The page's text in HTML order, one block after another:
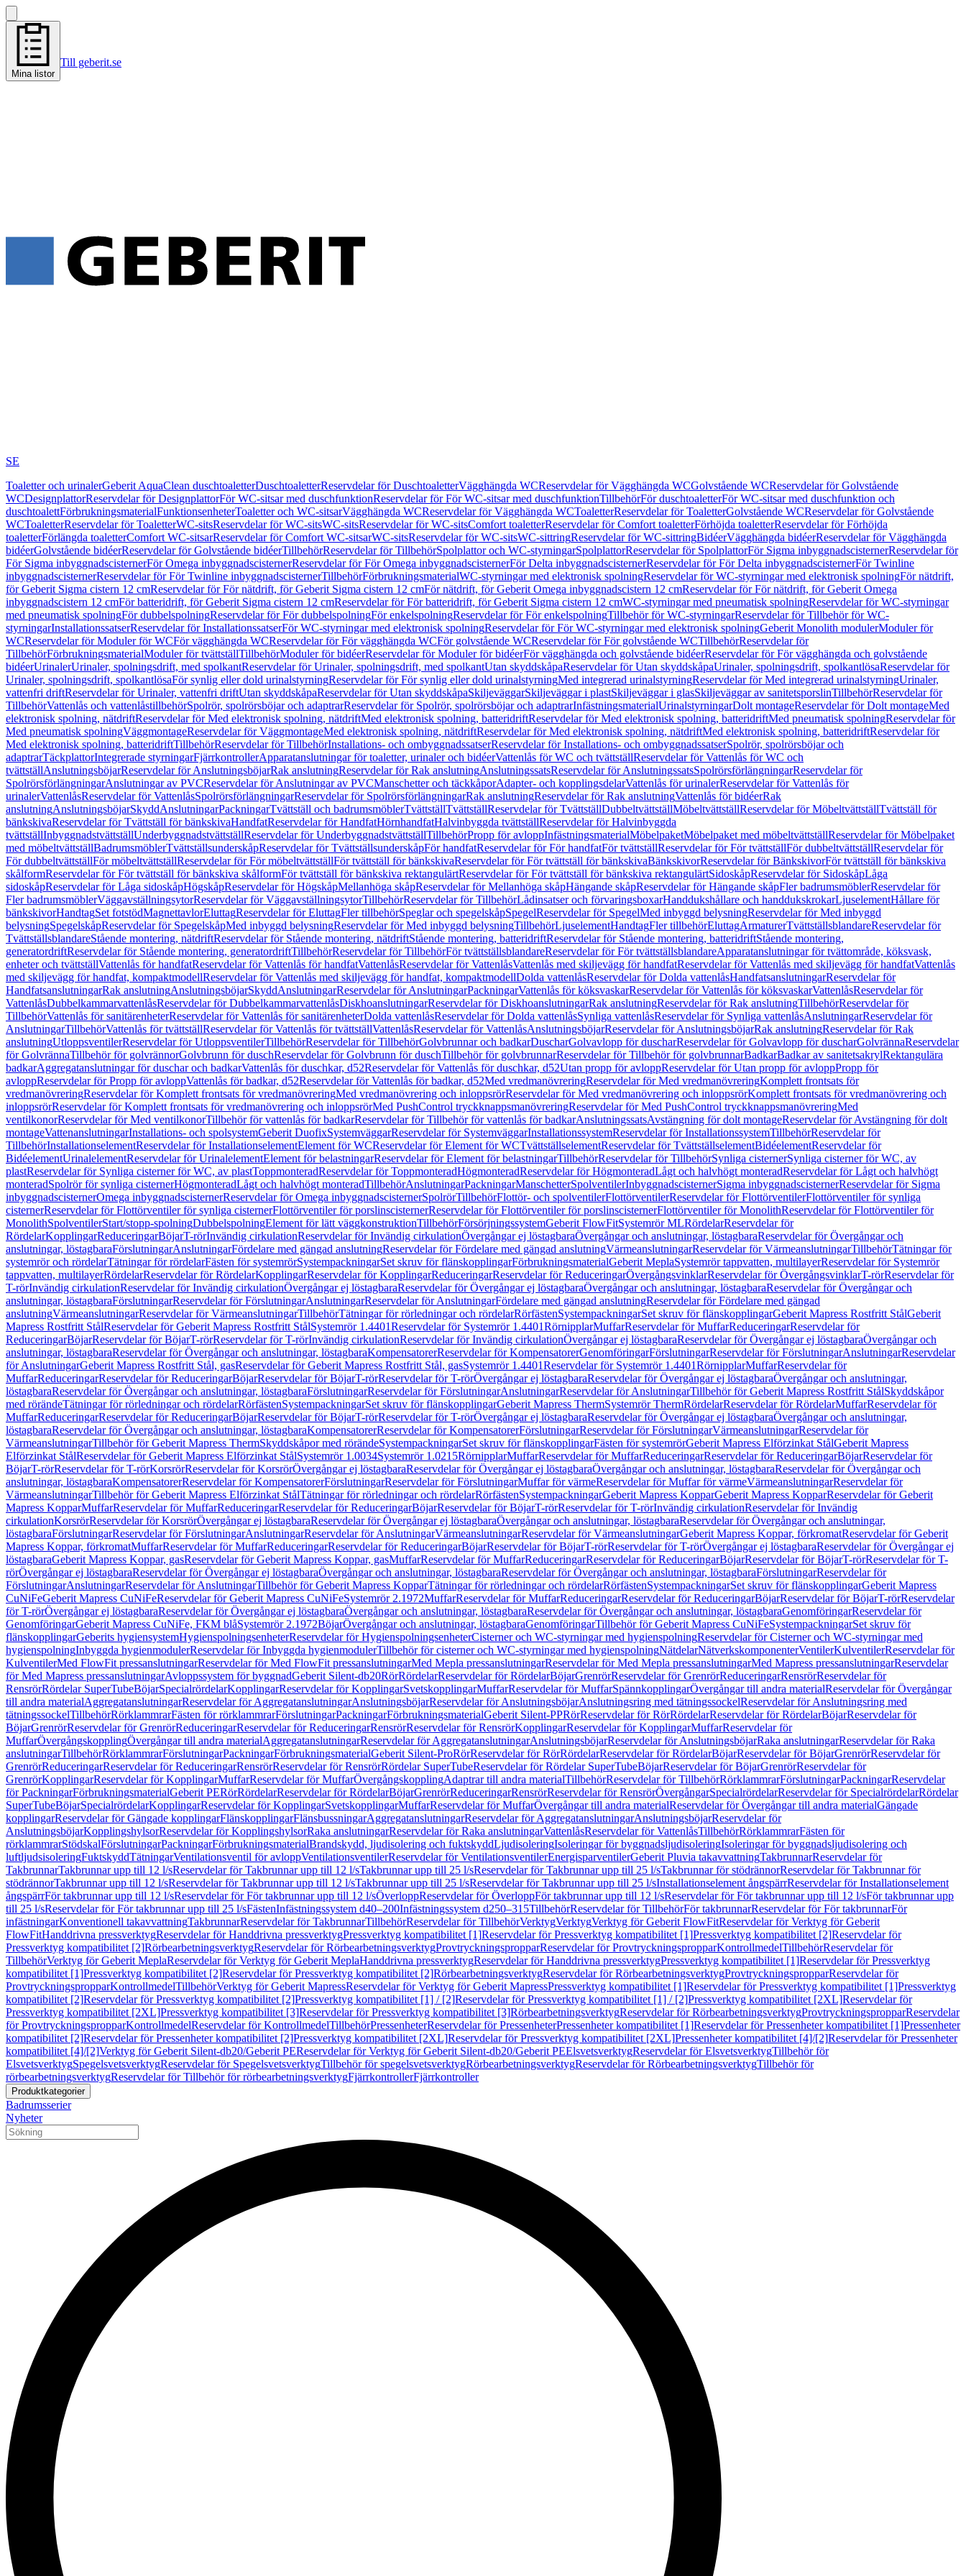
Mina listor
Till geberit.se
SE
Toaletter och urinalerGeberit AquaClean duschtoaletterDuschtoaletterReservdelar för DuschtoaletterVägghängda WCReservdelar för Vägghängda WCGolvstående WCReservdelar för Golvstående
WCDesignplattorReservdelar för DesignplattorFör WC-sitsar med duschfunktionReservdelar för För WC-sitsar med duschfunktionTillbehörFör duschtoaletterFör WC-sitsar med duschfunktion och
duschtoalettFörbrukningsmaterialFunktionsenheterToaletter och WC-sitsarVägghängda WCReservdelar för Vägghängda WCToaletterReservdelar för ToaletterGolvstående WCReservdelar för Golvstående
WCToaletterReservdelar för ToaletterWC-sitsReservdelar för WC-sitsWC-sitsReservdelar för WC-sitsComfort toaletterReservdelar för Comfort toaletterFörhöjda toaletterReservdelar för Förhöjda
toaletterFörlängda toaletterComfort WC-sitsarReservdelar för Comfort WC-sitsarWC-sitsReservdelar för WC-sitsWC-sittringReservdelar för WC-sittringBidéerVägghängda bidéerReservdelar för Vägghängda
bidéerGolvstående bidéerReservdelar för Golvstående bidéerTillbehörReservdelar för TillbehörSpolplattor och WC-styrningarSpolplattorReservdelar för SpolplattorFör Sigma inbyggnadscisternerReservdelar för
För Sigma inbyggnadscisternerFör Omega inbyggnadscisternerReservdelar för För Omega inbyggnadscisternerFör Delta inbyggnadscisternerReservdelar för För Delta inbyggnadscisternerFör Twinline
inbyggnadscisternerReservdelar för För Twinline inbyggnadscisternerTillbehörFörbrukningsmaterialWC-styrningar med elektronisk spolningReservdelar för WC-styrningar med elektronisk spolningFör nätdrift,
för Geberit Sigma cistern 12 cmReservdelar för För nätdrift, för Geberit Sigma cistern 12 cmFör nätdrift, för Geberit Omega inbyggnadscistern 12 cmReservdelar för För nätdrift, för Geberit Omega
inbyggnadscistern 12 cmFör batteridrift, för Geberit Sigma cistern 12 cmReservdelar för För batteridrift, för Geberit Sigma cistern 12 cmWC-styrningar med pneumatisk spolningReservdelar för WC-styrningar
med pneumatisk spolningFör dubbelspolningReservdelar för För dubbelspolningFör enkelspolningReservdelar för För enkelspolningTillbehör för WC-styrningarReservdelar för Tillbehör för WC-
styrningarInstallationssatserReservdelar för InstallationssatserFör WC-styrningar med elektronisk spolningReservdelar för För WC-styrningar med elektronisk spolningGeberit Monolith modulerModuler för
WCReservdelar för Moduler för WCFör vägghängda WCReservdelar för För vägghängda WCFör golvstående WCReservdelar för För golvstående WCTillbehörReservdelar för
TillbehörFörbrukningsmaterialModuler för tvättställTillbehörModuler för bidéerReservdelar för Moduler för bidéerFör vägghängda och golvstående bidéerReservdelar för För vägghängda och golvstående
bidéerUrinalerUrinaler, spolningsdrift, med spolkantReservdelar för Urinaler, spolningsdrift, med spolkantUtan skyddskåpaReservdelar för Utan skyddskåpaUrinaler, spolningsdrift, spolkantlösaReservdelar för
Urinaler, spolningsdrift, spolkantlösaFör synlig eller dold urinalstyrningReservdelar för För synlig eller dold urinalstyrningMed integrerad urinalstyrningReservdelar för Med integrerad urinalstyrningUrinaler,
vattenfri driftReservdelar för Urinaler, vattenfri driftUtan skyddskåpaReservdelar för Utan skyddskåpaSkiljeväggarSkiljeväggar i plastSkiljeväggar i glasSkiljeväggar av sanitetsporslinTillbehörReservdelar för
TillbehörVattenlås och vattenlåstillbehörSpolrör, spolrörsböjar och adaptrarReservdelar för Spolrör, spolrörsböjar och adaptrarInfästningsmaterialUrinalstyrningarDolt montageReservdelar för Dolt montageMed
elektronisk spolning, nätdriftReservdelar för Med elektronisk spolning, nätdriftMed elektronisk spolning, batteridriftReservdelar för Med elektronisk spolning, batteridriftMed pneumatisk spolningReservdelar för
Med pneumatisk spolningVäggmontageReservdelar för VäggmontageMed elektronisk spolning, nätdriftReservdelar för Med elektronisk spolning, nätdriftMed elektronisk spolning, batteridriftReservdelar för
Med elektronisk spolning, batteridriftTillbehörReservdelar för TillbehörInstallations- och ombyggnadssatserReservdelar för Installations- och ombyggnadssatserSpolrör, spolrörsböjar och
adaptrarTäckplattorIntegrerade styrningarFjärrkontrollerApparatanslutningar för toaletter, urinaler och bidéerVattenlås för WC och tvättställReservdelar för Vattenlås för WC och
tvättställAnslutningsböjarReservdelar för AnslutningsböjarRak anslutningReservdelar för Rak anslutningAnslutningssatsReservdelar för AnslutningssatsSpolrörsförlängningarReservdelar för
SpolrörsförlängningarAnslutningar av PVCReservdelar för Anslutningar av PVCManschetter och täckkåporAdapter- och kopplingsdelarVattenlås för urinalerReservdelar för Vattenlås för
urinalerVattenlåsReservdelar för VattenlåsSpolrörsförlängningarReservdelar för SpolrörsförlängningarRak anslutningReservdelar för Rak anslutningVattenlås för bidéerRak
anslutningAnslutningsböjarSkyddAnslutningarPackningarTvättställ och badrumsmöblerTvättställTvättställReservdelar för TvättställDubbeltvättställMöbeltvättställReservdelar för MöbeltvättställTvättställ för
bänkskivaReservdelar för Tvättställ för bänkskivaHandfatReservdelar för HandfatHörnhandfatHalvinbyggda tvättställReservdelar för Halvinbyggda
tvättställInbyggnadstvättställUnderbyggnadstvättställReservdelar för UnderbyggnadstvättställTillbehörPropp för avloppInfästningsmaterialMöbelpaketMöbelpaket med möbeltvättställReservdelar för Möbelpaket
med möbeltvättställBadrumsmöblerTvättställsunderskåpReservdelar för TvättställsunderskåpFör handfatReservdelar för För handfatFör tvättställReservdelar för För tvättställFör dubbeltvättställReservdelar för
För dubbeltvättställFör möbeltvättställReservdelar för För möbeltvättställFör tvättställ för bänkskivaReservdelar för För tvättställ för bänkskivaBänkskivorReservdelar för BänkskivorFör tvättställ för bänkskiva
skålformReservdelar för För tvättställ för bänkskiva skålformFör tvättställ för bänkskiva rektangulärtReservdelar för För tvättställ för bänkskiva rektangulärtSidoskåpReservdelar för SidoskåpLåga
sidoskåpReservdelar för Låga sidoskåpHögskåpReservdelar för HögskåpMellanhöga skåpReservdelar för Mellanhöga skåpHängande skåpReservdelar för Hängande skåpFler badrumsmöblerReservdelar för
Fler badrumsmöblerVäggavställningsytorReservdelar för VäggavställningsytorTillbehörReservdelar för TillbehörLådinsatser och förvaringsboxarHanddukshållare och handdukskrokarLjuselementHållare för
bänkskivorHandtagSet fotstödMagnettavlorEluttagReservdelar för EluttagFler tillbehörSpeglar och spegelskåpSpegelReservdelar för SpegelMed inbyggd belysningReservdelar för Med inbyggd
belysningSpegelskåpReservdelar för SpegelskåpMed inbyggd belysningReservdelar för Med inbyggd belysningTillbehörLjuselementHandtagFler tillbehörEluttagArmaturerTvättställsblandareReservdelar för
TvättställsblandareStående montering, nätdriftReservdelar för Stående montering, nätdriftStående montering, batteridriftReservdelar för Stående montering, batteridriftStående montering,
generatordriftReservdelar för Stående montering, generatordriftTillbehörReservdelar för TillbehörFör tvättställsblandareReservdelar för För tvättställsblandareApparatanslutningar för tvättområde, köksvask,
enheter och tvättställVattenlås för handfatReservdelar för Vattenlås för handfatVattenlåsReservdelar för VattenlåsVattenlås med skiljevägg för handfatReservdelar för Vattenlås med skiljevägg för handfatVattenlås
med skiljevägg för handfat, kompaktmodellReservdelar för Vattenlås med skiljevägg för handfat, kompaktmodellDolda vattenlåsReservdelar för Dolda vattenlåsHandfatsanslutningarReservdelar för
HandfatsanslutningarRak anslutningAnslutningsböjarSkyddAnslutningarReservdelar för AnslutningarPackningarVattenlås för köksvaskarReservdelar för Vattenlås för köksvaskarVattenlåsReservdelar för
VattenlåsDubbelkammarvattenlåsReservdelar för DubbelkammarvattenlåsDiskhoanslutningarReservdelar för DiskhoanslutningarRak anslutningReservdelar för Rak anslutningTillbehörReservdelar för
TillbehörVattenlås för sanitärenheterReservdelar för Vattenlås för sanitärenheterDolda vattenlåsReservdelar för Dolda vattenlåsSynliga vattenlåsReservdelar för Synliga vattenlåsAnslutningarReservdelar för
AnslutningarTillbehörVattenlås för tvättställReservdelar för Vattenlås för tvättställVattenlåsReservdelar för VattenlåsAnslutningsböjarReservdelar för AnslutningsböjarRak anslutningReservdelar för Rak
anslutningUtloppsventilerReservdelar för UtloppsventilerTillbehörReservdelar för TillbehörGolvbrunnar och badkarDuscharGolvavlopp för duscharReservdelar för Golvavlopp för duscharGolvrännaReservdelar
för GolvrännaTillbehör för golvrännorGolvbrunn för duschReservdelar för Golvbrunn för duschTillbehör för golvbrunnarReservdelar för Tillbehör för golvbrunnarBadkarBadkar av sanitetsakrylRektangulära
badkarAggregatanslutningar för duschar och badkarVattenlås för duschkar, d52Reservdelar för Vattenlås för duschkar, d52Utan propp för avloppReservdelar för Utan propp för avloppPropp för
avloppReservdelar för Propp för avloppVattenlås för badkar, d52Reservdelar för Vattenlås för badkar, d52Med vredmanövreringReservdelar för Med vredmanövreringKomplett frontsats för
vredmanövreringReservdelar för Komplett frontsats för vredmanövreringMed vredmanövrering och inloppsrörReservdelar för Med vredmanövrering och inloppsrörKomplett frontsats för vredmanövrering och
inloppsrörReservdelar för Komplett frontsats för vredmanövrering och inloppsrörMed PushControl tryckknappsmanövreringReservdelar för Med PushControl tryckknappsmanövreringMed
ventilkonorReservdelar för Med ventilkonorTillbehör för vattenlås för badkarReservdelar för Tillbehör för vattenlås för badkarAnslutningssatsAvstängning för dolt montageReservdelar för Avstängning för dolt
montageVattenanslutningarInstallations- och spolsystemGeberit DuofixSystemväggarReservdelar för SystemväggarInstallationssystemReservdelar för InstallationssystemTillbehörReservdelar för
TillbehörInstallationselementReservdelar för InstallationselementElement för WCReservdelar för Element för WCTvättställselementReservdelar för TvättställselementBidéelementReservdelar för
BidéelementUrinalelementReservdelar för UrinalelementElement för belastningarReservdelar för Element för belastningarTillbehörReservdelar för TillbehörSynliga cisternerSynliga cisterner för WC, av
plastReservdelar för Synliga cisterner för WC, av plastToppmonteradReservdelar för ToppmonteradHögmonteradReservdelar för HögmonteradLågt och halvhögt monteradReservdelar för Lågt och halvhögt
monteradSpolrör för synliga cisternerHögmonteradLågt och halvhögt monteradTillbehörAnslutningarPackningarManschetterSpolventilerInbyggnadscisternerSigma inbyggnadscisternerReservdelar för Sigma
inbyggnadscisternerOmega inbyggnadscisternerReservdelar för Omega inbyggnadscisternerSpolrörTillbehörFlottör- och spolventilerFlottörventilerReservdelar för FlottörventilerFlottörventiler för synliga
cisternerReservdelar för Flottörventiler för synliga cisternerFlottörventiler för porslinscisternerReservdelar för Flottörventiler för porslinscisternerFlottörventiler för MonolithReservdelar för Flottörventiler för
MonolithSpolventilerStart/stopp-spolningDubbelspolningElement för lätt väggkonstruktionTillbehörFörsörjningssystemGeberit FlowFitSystemrör MLRördelarReservdelar för
RördelarKopplingarReduceringarBöjarT-rörInvändig cirkulationReservdelar för Invändig cirkulationÖvergångar ej löstagbaraÖvergångar och anslutningar, löstagbaraReservdelar för Övergångar och
anslutningar, löstagbaraFörslutningarAnslutningarFördelare med gängad anslutningReservdelar för Fördelare med gängad anslutningVärmeanslutningarReservdelar för VärmeanslutningarTillbehörTätningar för
systemrör och rördelarTätningar för rördelarFästen för systemrörSystempackningarSet skruv för flänskopplingarFörbrukningsmaterialGeberit MeplaSystemrör tappvatten, multilayerReservdelar för Systemrör
tappvatten, multilayerRördelarReservdelar för RördelarKopplingarReservdelar för KopplingarReduceringarReservdelar för ReduceringarÖvergångsvinklarReservdelar för ÖvergångsvinklarT-rörReservdelar för
T-rörInvändig cirkulationReservdelar för Invändig cirkulationÖvergångar ej löstagbaraReservdelar för Övergångar ej löstagbaraÖvergångar och anslutningar, löstagbaraReservdelar för Övergångar och
anslutningar, löstagbaraFörslutningarReservdelar för FörslutningarAnslutningarReservdelar för AnslutningarFördelare med gängad anslutningReservdelar för Fördelare med gängad
anslutningVärmeanslutningarReservdelar för VärmeanslutningarTillbehörTätningar för rörledningar och rördelarRörfästenSystempackningarSet skruv för flänskopplingarGeberit Mapress Rostfritt StålGeberit
Mapress Rostfritt StålReservdelar för Geberit Mapress Rostfritt StålSystemrör 1.4401Reservdelar för Systemrör 1.4401RörnipplarMuffarReservdelar för MuffarReduceringarReservdelar för
ReduceringarBöjarReservdelar för BöjarT-rörReservdelar för T-rörInvändig cirkulationReservdelar för Invändig cirkulationÖvergångar ej löstagbaraReservdelar för Övergångar ej löstagbaraÖvergångar och
anslutningar, löstagbaraReservdelar för Övergångar och anslutningar, löstagbaraKompensatorerReservdelar för KompensatorerGenomföringarFörslutningarReservdelar för FörslutningarAnslutningarReservdelar
för AnslutningarGeberit Mapress Rostfritt Stål, gasReservdelar för Geberit Mapress Rostfritt Stål, gasSystemrör 1.4401Reservdelar för Systemrör 1.4401RörnipplarMuffarReservdelar för
MuffarReduceringarReservdelar för ReduceringarBöjarReservdelar för BöjarT-rörReservdelar för T-rörÖvergångar ej löstagbaraReservdelar för Övergångar ej löstagbaraÖvergångar och anslutningar,
löstagbaraReservdelar för Övergångar och anslutningar, löstagbaraFörslutningarReservdelar för FörslutningarAnslutningarReservdelar för AnslutningarTillbehör för Geberit Mapress Rostfritt StålSkyddskåpor
med rörändeTätningar för rörledningar och rördelarRörfästenSystempackningarSet skruv för flänskopplingarGeberit Mapress ThermSystemrör ThermRördelarReservdelar för RördelarMuffarReservdelar för
MuffarReduceringarReservdelar för ReduceringarBöjarReservdelar för BöjarT-rörReservdelar för T-rörÖvergångar ej löstagbaraReservdelar för Övergångar ej löstagbaraÖvergångar och anslutningar,
löstagbaraReservdelar för Övergångar och anslutningar, löstagbaraKompensatorerReservdelar för KompensatorerFörslutningarReservdelar för FörslutningarVärmeanslutningarReservdelar för
VärmeanslutningarTillbehör för Geberit Mapress ThermSkyddskåpor med rörändeSystempackningarSet skruv för flänskopplingarFästen för systemrörGeberit Mapress Elförzinkat StålGeberit Mapress
Elförzinkat StålReservdelar för Geberit Mapress Elförzinkat StålSystemrör 1.0034Systemrör 1.0215RörnipplarMuffarReservdelar för MuffarReduceringarReservdelar för ReduceringarBöjarReservdelar för
BöjarT-rörReservdelar för T-rörKorsrörReservdelar för KorsrörÖvergångar ej löstagbaraReservdelar för Övergångar ej löstagbaraÖvergångar och anslutningar, löstagbaraReservdelar för Övergångar och
anslutningar, löstagbaraKompensatorerReservdelar för KompensatorerFörslutningarReservdelar för FörslutningarMuffar för värmeReservdelar för Muffar för värmeVärmeanslutningarReservdelar för
VärmeanslutningarTillbehör för Geberit Mapress Elförzinkat StålTätningar för rörledningar och rördelarRörfästenSystempackningarGeberit Mapress KopparGeberit Mapress KopparReservdelar för Geberit
Mapress KopparMuffarReservdelar för MuffarReduceringarReservdelar för ReduceringarBöjarReservdelar för BöjarT-rörReservdelar för T-rörInvändig cirkulationReservdelar för Invändig
cirkulationKorsrörReservdelar för KorsrörÖvergångar ej löstagbaraReservdelar för Övergångar ej löstagbaraÖvergångar och anslutningar, löstagbaraReservdelar för Övergångar och anslutningar,
löstagbaraFörslutningarReservdelar för FörslutningarAnslutningarReservdelar för AnslutningarVärmeanslutningarReservdelar för VärmeanslutningarGeberit Mapress Koppar, förkromatReservdelar för Geberit
Mapress Koppar, förkromatMuffarReservdelar för MuffarReduceringarReservdelar för ReduceringarBöjarReservdelar för BöjarT-rörReservdelar för T-rörÖvergångar ej löstagbaraReservdelar för Övergångar ej
löstagbaraGeberit Mapress Koppar, gasReservdelar för Geberit Mapress Koppar, gasMuffarReservdelar för MuffarReduceringarReservdelar för ReduceringarBöjarReservdelar för BöjarT-rörReservdelar för T-
rörÖvergångar ej löstagbaraReservdelar för Övergångar ej löstagbaraÖvergångar och anslutningar, löstagbaraReservdelar för Övergångar och anslutningar, löstagbaraFörslutningarReservdelar för
FörslutningarAnslutningarReservdelar för AnslutningarTillbehör för Geberit Mapress KopparTätningar för rörledningar och rördelarRörfästenSystempackningarSet skruv för flänskopplingarGeberit Mapress
CuNiFeGeberit Mapress CuNiFeReservdelar för Geberit Mapress CuNiFeSystemrör 2.1972MuffarReservdelar för MuffarReduceringarReservdelar för ReduceringarBöjarReservdelar för BöjarT-rörReservdelar
för T-rörÖvergångar ej löstagbaraReservdelar för Övergångar ej löstagbaraÖvergångar och anslutningar, löstagbaraReservdelar för Övergångar och anslutningar, löstagbaraGenomföringarReservdelar för
GenomföringarGeberit Mapress CuNiFe, FKM blåSystemrör 2.1972BöjarÖvergångar och anslutningar, löstagbaraGenomföringarTillbehör för Geberit Mapress CuNiFeSystempackningarSet skruv för
flänskopplingarGeberits hygiensystemHygienspolningsenheterReservdelar för HygienspolningsenheterCisterner och WC-styrningar med hygienspolningReservdelar för Cisterner och WC-styrningar med
hygienspolningInbyggda hygienmodulerReservdelar för Inbyggda hygienmodulerTillbehör för cisterner och WC-styrningar med hygienspolningNätdelarNätverkskomponenterVentilerKulventilerReservdelar för
KulventilerMed FlowFit pressanslutningarReservdelar för Med FlowFit pressanslutningarMed Mepla pressanslutningarReservdelar för Med Mepla pressanslutningarMed Mapress pressanslutningarReservdelar
för Med Mapress pressanslutningarAvloppssystem för byggnadGeberit Silent-db20RörRördelarReservdelar för RördelarBöjarGrenrörReservdelar för GrenrörReduceringarRensrörReservdelar för
RensrörRördelar SuperTubeBöjarSpecialrördelarKopplingarReservdelar för KopplingarSvetskopplingarMuffarReservdelar för MuffarSpännkopplingarÖvergångar till andra materialReservdelar för Övergångar
till andra materialAggregatanslutningarReservdelar för AggregatanslutningarAnslutningsböjarReservdelar för AnslutningsböjarAnslutningsring med tätningssockelReservdelar för Anslutningsring med
tätningssockelTillbehörRörklammrarFästen för rörklammrarFörslutningarPackningarFörbrukningsmaterialGeberit Silent-PPRörReservdelar för RörRördelarReservdelar för RördelarBöjarReservdelar för
BöjarGrenrörReservdelar för GrenrörReduceringarReservdelar för ReduceringarRensrörReservdelar för RensrörKopplingarReservdelar för KopplingarMuffarReservdelar för
MuffarÖvergångskopplingÖvergångar till andra materialAggregatanslutningarReservdelar för AggregatanslutningarAnslutningsböjarReservdelar för AnslutningsböjarRaka anslutningarReservdelar för Raka
anslutningarTillbehörRörklammrarFörslutningarPackningarFörbrukningsmaterialGeberit Silent-ProRörReservdelar för RörRördelarReservdelar för RördelarBöjarReservdelar för BöjarGrenrörReservdelar för
GrenrörReduceringarReservdelar för ReduceringarRensrörReservdelar för RensrörRördelar SuperTubeReservdelar för Rördelar SuperTubeBöjarReservdelar för BöjarGrenrörReservdelar för
GrenrörKopplingarReservdelar för KopplingarMuffarReservdelar för MuffarÖvergångskopplingAdaptrar till andra materialTillbehörReservdelar för TillbehörRörklammrarFörslutningarPackningarReservdelar
för PackningarFörbrukningsmaterialGeberit PERörRördelarReservdelar för RördelarBöjarGrenrörReduceringarRensrörReservdelar för RensrörÖvergångarSpecialrördelarReservdelar för SpecialrördelarRördelar
SuperTubeBöjarSpecialrördelarKopplingarReservdelar för KopplingarSvetskopplingarMuffarReservdelar för MuffarÖvergångar till andra materialReservdelar för Övergångar till andra materialGängade
kopplingarReservdelar för Gängade kopplingarFlänskopplingarFlänsbussningarAggregatanslutningarReservdelar för AggregatanslutningarAnslutningsböjarReservdelar för
AnslutningsböjarKopplingshylsorReservdelar för KopplingshylsorRaka anslutningarReservdelar för Raka anslutningarVattenlåsReservdelar för VattenlåsTillbehörRörklammrarFästen för
rörklammrarStödskalFörslutningarPackningarFörbrukningsmaterialBrandskydd, ljudisolering och fuktskyddLjudisoleringIsoleringar för byggnadsljudisoleringIsoleringar för byggnadsljudisolering och
luftljudsisoleringFuktskyddTätningarVentilationsventil för avloppVentilationsventilerReservdelar för VentilationsventilerEnergisparventilerGeberit Pluvia takavvattningTakbrunnarReservdelar för
TakbrunnarTakbrunnar upp till 12 l/sReservdelar för Takbrunnar upp till 12 l/sTakbrunnar upp till 25 l/sReservdelar för Takbrunnar upp till 25 l/sTakbrunnar för stödrännorReservdelar för Takbrunnar för
stödrännorTakbrunnar upp till 12 l/sReservdelar för Takbrunnar upp till 12 l/sTakbrunnar upp till 25 l/sReservdelar för Takbrunnar upp till 25 l/sInstallationselement ångspärrReservdelar för Installationselement
ångspärrFör takbrunnar upp till 12 l/sReservdelar för För takbrunnar upp till 12 l/sÖverloppReservdelar för ÖverloppFör takbrunnar upp till 12 l/sReservdelar för För takbrunnar upp till 12 l/sFör takbrunnar upp
till 25 l/sReservdelar för För takbrunnar upp till 25 l/sFästenInfästningssystem d40–200Infästningssystem d250–315TillbehörReservdelar för TillbehörFör takbrunnarReservdelar för För takbrunnarFör
infästningarKonventionell takavvattningTakbrunnarReservdelar för TakbrunnarTillbehörReservdelar för TillbehörVerktygVerktygVerktyg för Geberit FlowFitReservdelar för Verktyg för Geberit
FlowFitHanddrivna pressverktygReservdelar för Handdrivna pressverktygPressverktyg kompatibilitet [1]Reservdelar för Pressverktyg kompatibilitet [1]Pressverktyg kompatibilitet [2]Reservdelar för
Pressverktyg kompatibilitet [2]RörbearbetningsverktygReservdelar för RörbearbetningsverktygProvtryckningspropparReservdelar för ProvtryckningspropparKontrollmedelTillbehörReservdelar för
TillbehörVerktyg för Geberit MeplaReservdelar för Verktyg för Geberit MeplaHanddrivna pressverktygReservdelar för Handdrivna pressverktygPressverktyg kompatibilitet [1]Reservdelar för Pressverktyg
kompatibilitet [1]Pressverktyg kompatibilitet [2]Reservdelar för Pressverktyg kompatibilitet [2]RörbearbetningsverktygReservdelar för RörbearbetningsverktygProvtryckningspropparReservdelar för
ProvtryckningspropparKontrollmedelTillbehörVerktyg för Geberit MapressReservdelar för Verktyg för Geberit MapressPressverktyg kompatibilitet [1]Reservdelar för Pressverktyg kompatibilitet [1]Pressverktyg
kompatibilitet [2]Reservdelar för Pressverktyg kompatibilitet [2]Pressverktyg kompatibilitet [1] / [2]Reservdelar för Pressverktyg kompatibilitet [1] / [2]Pressverktyg kompatibilitet [2XL]Reservdelar för
Pressverktyg kompatibilitet [2XL]Pressverktyg kompatibilitet [3]Reservdelar för Pressverktyg kompatibilitet [3]RörbearbetningsverktygReservdelar för RörbearbetningsverktygProvtryckningspropparReservdelar
för ProvtryckningspropparKontrollmedelReservdelar för KontrollmedelTillbehörPressenheterReservdelar för PressenheterPressenheter kompatibilitet [1]Reservdelar för Pressenheter kompatibilitet [1]Pressenheter
kompatibilitet [2]Reservdelar för Pressenheter kompatibilitet [2]Pressverktyg kompatibilitet [2XL]Reservdelar för Pressverktyg kompatibilitet [2XL]Pressenheter kompatibilitet [4]/[2]Reservdelar för Pressenheter
kompatibilitet [4]/[2]Verktyg för Geberit Silent-db20/Geberit PEReservdelar för Verktyg för Geberit Silent-db20/Geberit PEElsvetsverktygReservdelar för ElsvetsverktygTillbehör för
ElsvetsverktygSpegelsvetsverktygReservdelar för SpegelsvetsverktygTillbehör för spegelsvetsverktygRörbearbetningsverktygReservdelar för RörbearbetningsverktygTillbehör för
rörbearbetningsverktygReservdelar för Tillbehör för rörbearbetningsverktygFjärrkontrollerFjärrkontroller
Produktkategorier
Badrumsserier
Nyheter